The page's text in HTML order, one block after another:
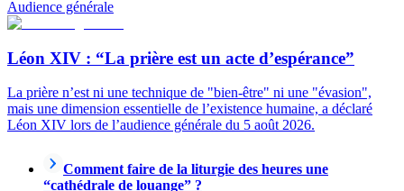
Audience générale
Léon XIV : “La prière est un acte d’espérance”
La prière n’est ni une technique de "bien-être" ni une "évasion",
mais une dimension essentielle de l’existence humaine, a déclaré
Léon XIV lors de l’audience générale du 5 août 2026.
Comment faire de la liturgie des heures une
“cathédrale de louange” ?